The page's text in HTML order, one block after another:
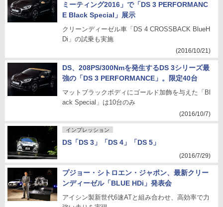
ミーティング2016」で「DS 3 PERFORMANC
E Black Special」展示
クリーンディーゼル車「DS 4 CROSSBACK BlueH
Di」の試乗も実施
(2016/10/21)
DS、208PS/300Nmを発生するDS 3シリーズ最
強の「DS 3 PERFORMANCE」。限定40台
マットブラックボディにゴールド加飾を与えた「Bl
ack Special」は10台のみ
(2016/10/7)
インプレッション
DS「DS 3」「DS 4」「DS 5」
(2016/7/29)
プジョー・シトロエン・ジャポン、最新クリー
ンディーゼル「BLUE HDi」発表会
アイシン製新世代6速ATと組み合わせ、高効率で力